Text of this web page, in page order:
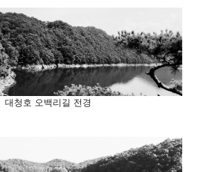
대청호 오백리길 전경